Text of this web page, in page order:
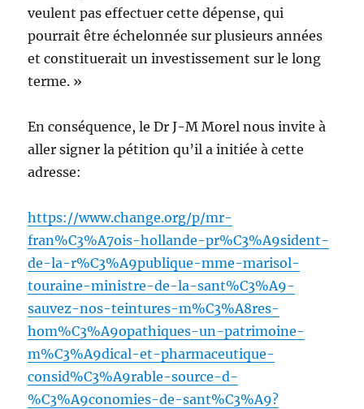
veulent pas effectuer cette dépense, qui
pourrait être échelonnée sur plusieurs années
et constituerait un investissement sur le long
terme. »
En conséquence, le Dr J-M Morel nous invite à
aller signer la pétition qu’il a initiée à cette
adresse:
https://www.change.org/p/mr-
fran%C3%A7ois-hollande-pr%C3%A9sident-
de-la-r%C3%A9publique-mme-marisol-
touraine-ministre-de-la-sant%C3%A9-
sauvez-nos-teintures-m%C3%A8res-
hom%C3%A9opathiques-un-patrimoine-
m%C3%A9dical-et-pharmaceutique-
consid%C3%A9rable-source-d-
%C3%A9conomies-de-sant%C3%A9?